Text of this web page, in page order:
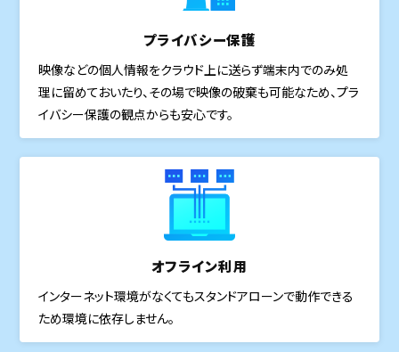
プライバシー保護
映像などの個人情報をクラウド上に送らず端末内でのみ処
理に留めておいたり、その場で映像の破棄も可能なため、プラ
イバシー保護の観点からも安心です。
オフライン利用
インターネット環境がなくてもスタンドアローンで動作できる
ため環境に依存しません。